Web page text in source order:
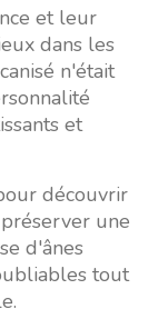
et leur
dans les
n'était
et
découvrir
une
d'ânes
tout